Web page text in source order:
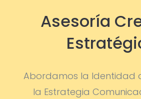
Asesoría
Abordamos la Identidad
la Estrategia